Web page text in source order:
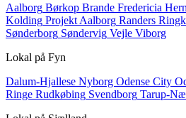
Aalborg Børkop Brande Fredericia
Kolding Projekt Aalborg Randers
Sønderborg Søndervig Vejle Viborg
Lokal på Fyn
Dalum-Hjallese Nyborg Odense City
Ringe Rudkøbing Svendborg Tarup-